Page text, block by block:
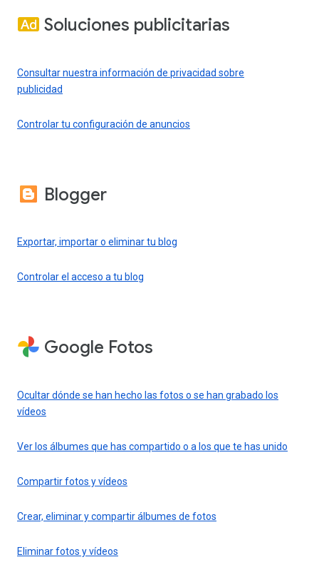
Soluciones publicitarias
Consultar nuestra información de privacidad sobre
publicidad
Controlar tu configuración de anuncios
Blogger
Exportar, importar o eliminar tu blog
Controlar el acceso a tu blog
Google Fotos
Ocultar dónde se han hecho las fotos o se han grabado los
vídeos
Ver los álbumes que has compartido o a los que te has unido
Compartir fotos y vídeos
Crear, eliminar y compartir álbumes de fotos
Eliminar fotos y vídeos